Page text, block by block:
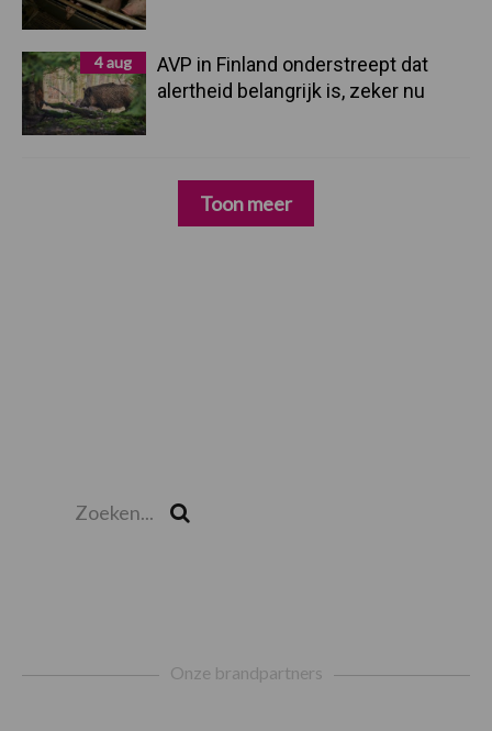
4 aug
AVP in Finland onderstreept dat
alertheid belangrijk is, zeker nu
Toon meer
Onze brandpartners